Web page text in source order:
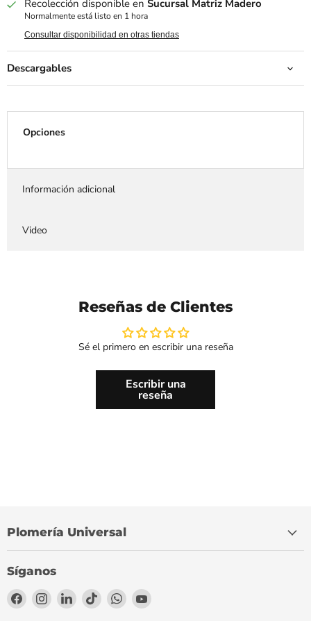
Recolección disponible en Sucursal Matriz Madero
Normalmente está listo en 1 hora
Consultar disponibilidad en otras tiendas
Descargables
Opciones
Información adicional
Video
Reseñas de Clientes
Sé el primero en escribir una reseña
Escribir una
reseña
Plomería Universal
Síganos
Encuéntrenos
Encuéntrenos
Encuéntrenos
Encuéntrenos
Encuéntrenos
Encuéntrenos